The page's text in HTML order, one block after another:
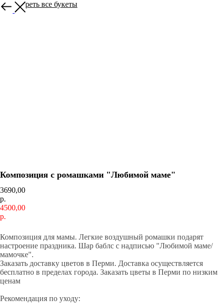
Посмотреть все букеты
Композиция с ромашками "Любимой маме"
3690,00
р.
4500,00
р.
Композиция для мамы. Легкие воздушный ромашки подарят
настроение праздника. Шар баблс с надписью "Любимой маме/
мамочке".
Заказать доставку цветов в Перми. Доставка осуществляется
бесплатно в пределах города. Заказать цветы в Перми по низким
ценам
Рекомендация по уходу: